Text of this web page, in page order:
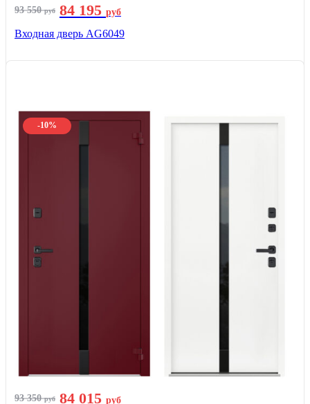
93 550руб 84 195 руб
Входная дверь AG6049
-10%
93 350руб 84 015 руб